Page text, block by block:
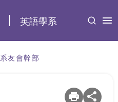
英語學系
系友會幹部